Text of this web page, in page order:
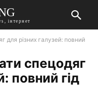
інтернет
для різних галузей: повний
спецодяг
повний гід